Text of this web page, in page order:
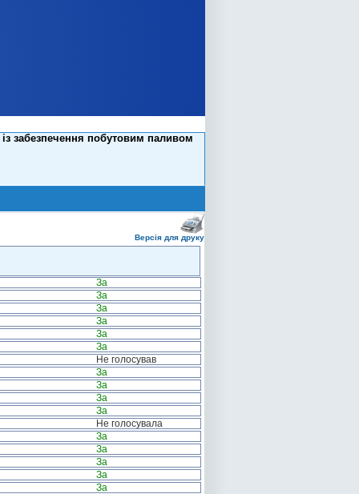
забезпечення побутовим паливом
Версія для друку
За
За
За
За
За
За
Не голосував
За
За
За
За
Не голосувала
За
За
За
За
За